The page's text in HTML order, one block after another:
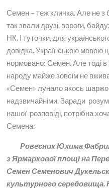
Семен – теж кличка. Але не з
так звали друзі, вороги,
НК. І туточки, для
довідка. Українською мовою
нормовано: Семен. Але тоді в
народу майже зовсім не
«Семен» лунало якось
надзвичайніми. Заради
нашої розповіді, потрібна
Семена:
Ровесник Юхима
з Ярмаркової площі на
Семен Семенович
культурного середовища.